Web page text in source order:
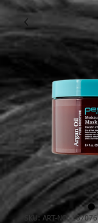
SKU: ART-NO. 187076